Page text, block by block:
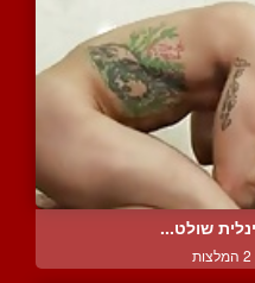
שולט...
2 המלצות